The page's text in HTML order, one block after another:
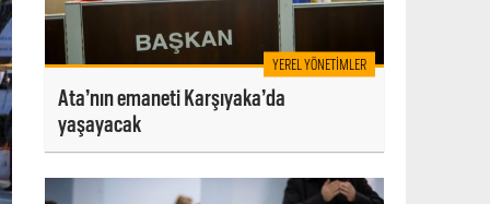
YEREL YÖNETIMLER
Ata’nın emaneti Karşıyaka’da
yaşayacak